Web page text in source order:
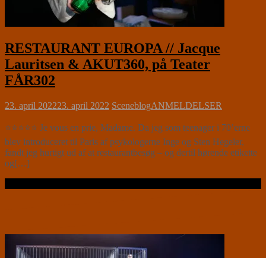
RESTAURANT EUROPA // Jacque
Lauritsen & AKUT360, på Teater
FÅR302
23. april 202223. april 2022 SceneblogANMELDELSER
⭐⭐⭐⭐⭐ Je vous en prie, Madame. Da jeg som teenager i 70’erne
blev introduceret til Paris af psykologerne Inge og Sten Hegeler,
fandt jeg hurtigt ud af at restaurantbesøg – og dertil hørende etikette
og[…]